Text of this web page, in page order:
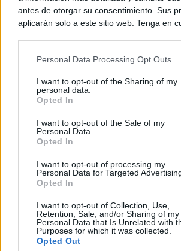
antes de otorgar su consentimiento. Sus
aplicarán solo a este sitio web. Tenga en
rechazar tal procesamiento. Puede
a este sitio y haciendo clic en el botón
parte inferior de la página web.
Please note that this website/app uses
services and may gather and store
not limited to your visit or usage behaviour.
use your data for below specified
consent section.
Personal Data Processing Opt Outs
I want to opt-out of the Sharing of my
personal data.
Opted In
I want to opt-out of the Sale of my
Personal Data.
Opted In
I want to opt-out of processing my
Personal Data for Targeted
Opted In
I want to opt-out of Collection, Use,
Retention, Sale, and/or Sharing of my
Personal Data that Is Unrelated with
Purposes for which it was collected.
Opted Out
Lujo con carácter
Dónde viajar en 2026
Los destinos que todos van a
próximo año